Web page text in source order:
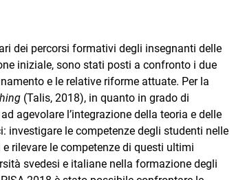
dei percorsi formativi degli insegnanti delle
iniziale, sono stati posti a confronto i due
e le relative riforme attuate. Per la
(Talis, 2018), in quanto in grado di
agevolare l’integrazione della teoria e delle
le competenze degli studenti nelle
rilevare le competenze di questi ultimi
svedesi e italiane nella formazione degli